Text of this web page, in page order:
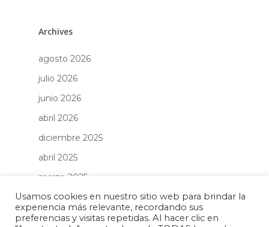
Archives
agosto 2026
julio 2026
junio 2026
abril 2026
diciembre 2025
abril 2025
marzo 2025
febrero 2025
enero 2025
Usamos cookies en nuestro sitio web para brindar la
experiencia más relevante, recordando sus
preferencias y visitas repetidas. Al hacer clic en